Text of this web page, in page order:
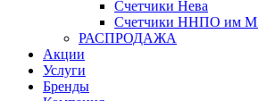
Счетчики Нева
Счетчики ННПО им
РАСПРОДАЖА
Акции
Услуги
Бренды